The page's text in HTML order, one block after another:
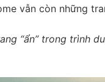
vẫn còn những
“ẩn” trong trình